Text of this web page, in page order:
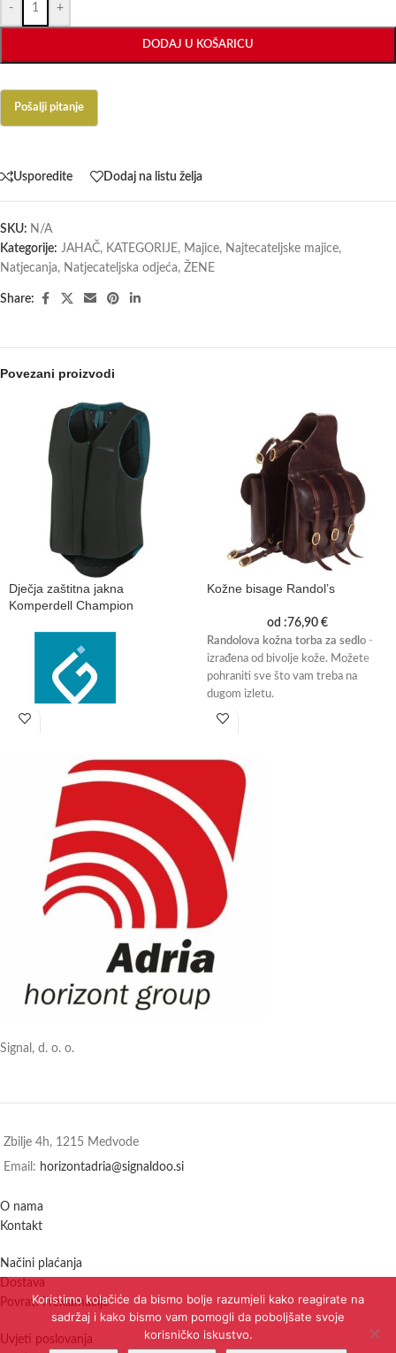
- +
DODAJ U KOŠARICU
Usporedite Dodaj na listu želja
SKU: N/A
Kategorije: JAHAČ, KATEGORIJE, Majice, Najtecateljske majice,
Natjecanja, Natjecateljska odjeća, ŽENE
Share:
Povezani proizvodi
Dječja zaštitna jakna
Komperdell Champion
Kožne bisage Randol’s
od :76,90 €
Randolova kožna torba za sedlo -
izrađena od bivolje kože. Možete
pohraniti sve što vam treba na
dugom izletu.
Signal, d. o. o.
Zbilje 4h, 1215 Medvode
Email: horizontadria@signaldoo.si
O nama
Kontakt
Načini plaćanja
Dostava
Povrati i reklamacije
Uvjeti poslovanja
Koristimo kolačiće da bismo bolje razumjeli kako reagirate na
sadržaj i kako bismo vam pomogli da poboljšate svoje
korisničko iskustvo.